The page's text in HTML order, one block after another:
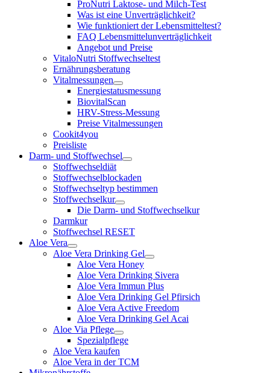
ProNutri Laktose- und Milch-Test
Was ist eine Unverträglichkeit?
Wie funktioniert der Lebensmitteltest?
FAQ Lebensmittelunverträglichkeit
Angebot und Preise
VitaloNutri Stoffwechseltest
Ernährungsberatung
Vitalmessungen
Energiestatusmessung
BiovitalScan
HRV-Stress-Messung
Preise Vitalmessungen
Cookit4you
Preisliste
Darm- und Stoffwechsel
Stoffwechseldiät
Stoffwechselblockaden
Stoffwechseltyp bestimmen
Stoffwechselkur
Die Darm- und Stoffwechselkur
Darmkur
Stoffwechsel RESET
Aloe Vera
Aloe Vera Drinking Gel
Aloe Vera Honey
Aloe Vera Drinking Sivera
Aloe Vera Immun Plus
Aloe Vera Drinking Gel Pfirsich
Aloe Vera Active Freedom
Aloe Vera Drinking Gel Acai
Aloe Via Pflege
Spezialpflege
Aloe Vera kaufen
Aloe Vera in der TCM